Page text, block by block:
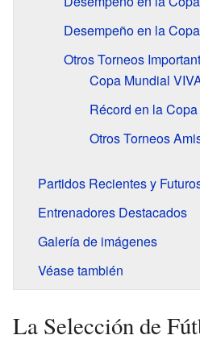
Desempeño en la
Otros Torneos
Copa Mundial
Récord en la
Otros Torneos
Partidos Recientes y
Entrenadores Destacados
Galería de imágenes
Véase también
La Selección de